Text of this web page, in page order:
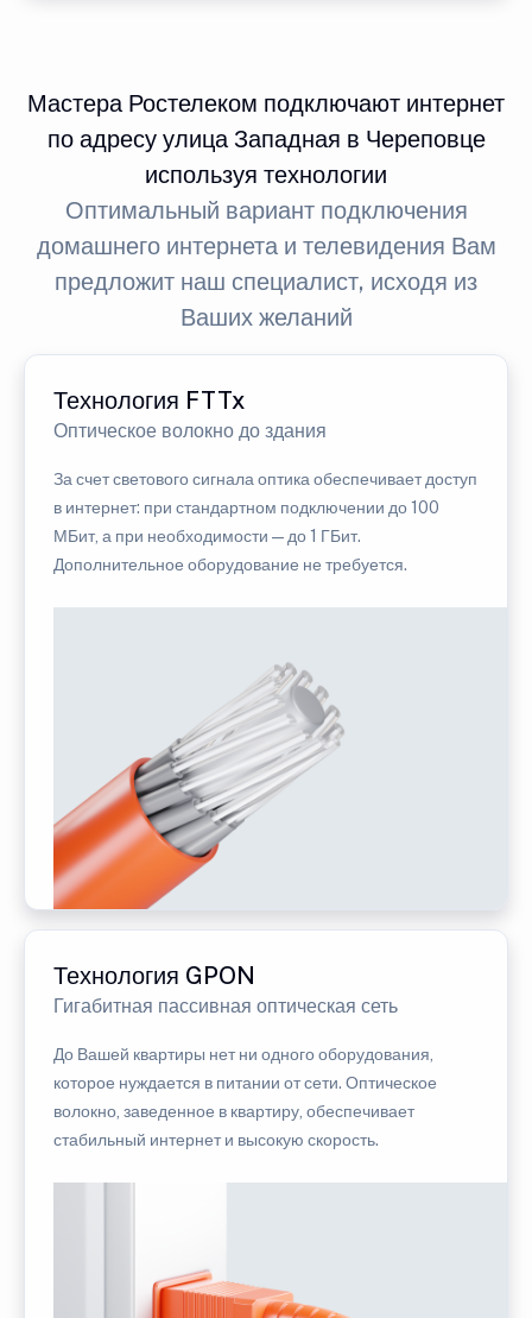
Мастера Ростелеком подключают интернет
по адресу улица Западная в Череповце
используя технологии
Оптимальный вариант подключения
домашнего интернета и телевидения Вам
предложит наш специалист, исходя из
Ваших желаний
Технология FTTx
Оптическое волокно до здания
За счет светового сигнала оптика обеспечивает доступ
в интернет: при стандартном подключении до 100
МБит, а при необходимости — до 1 ГБит.
Дополнительное оборудование не требуется.
Технология GPON
Гигабитная пассивная оптическая сеть
До Вашей квартиры нет ни одного оборудования,
которое нуждается в питании от сети. Оптическое
волокно, заведенное в квартиру, обеспечивает
стабильный интернет и высокую скорость.